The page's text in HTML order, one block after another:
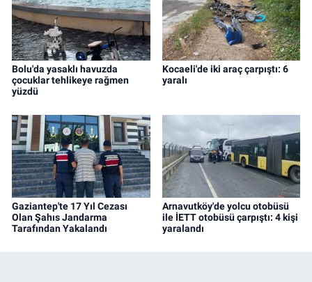
Bolu'da yasaklı havuzda
çocuklar tehlikeye rağmen
yüzdü
Kocaeli'de iki araç çarpıştı: 6
yaralı
Gaziantep'te 17 Yıl Cezası
Olan Şahıs Jandarma
Tarafından Yakalandı
Arnavutköy'de yolcu otobüsü
ile İETT otobüsü çarpıştı: 4 kişi
yaralandı